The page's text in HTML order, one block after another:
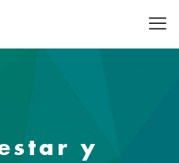
y